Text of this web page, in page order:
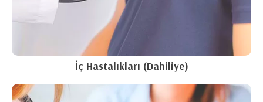
İç Hastalıkları (Dahiliye)